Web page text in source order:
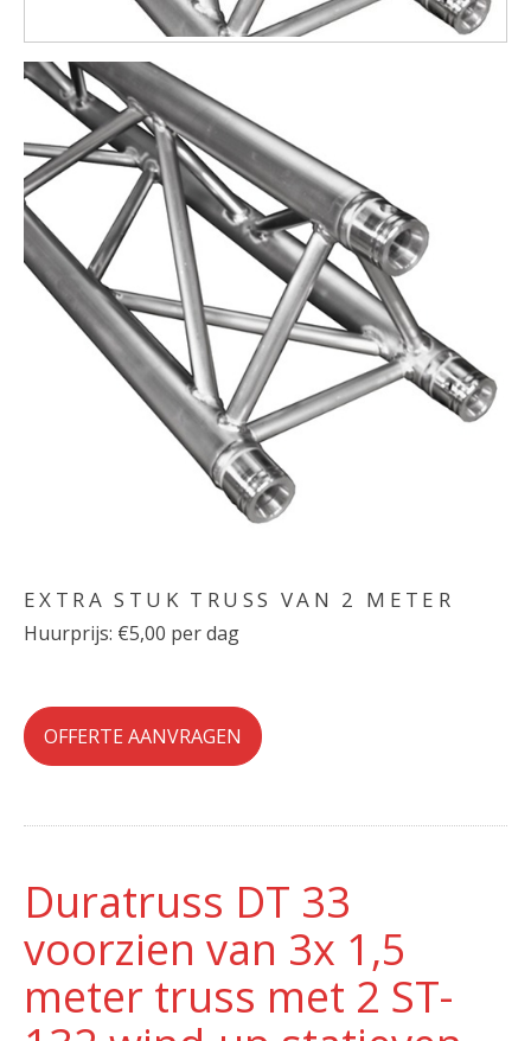
EXTRA STUK TRUSS VAN 2 METER
Huurprijs: €5,00 per dag
OFFERTE AANVRAGEN
Duratruss DT 33
voorzien van 3x 1,5
meter truss met 2 ST-